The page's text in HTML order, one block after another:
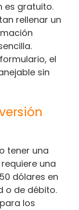
es gratuito.
rellenar un
el
sin
tener una
una
dólares en
o de débito.
los